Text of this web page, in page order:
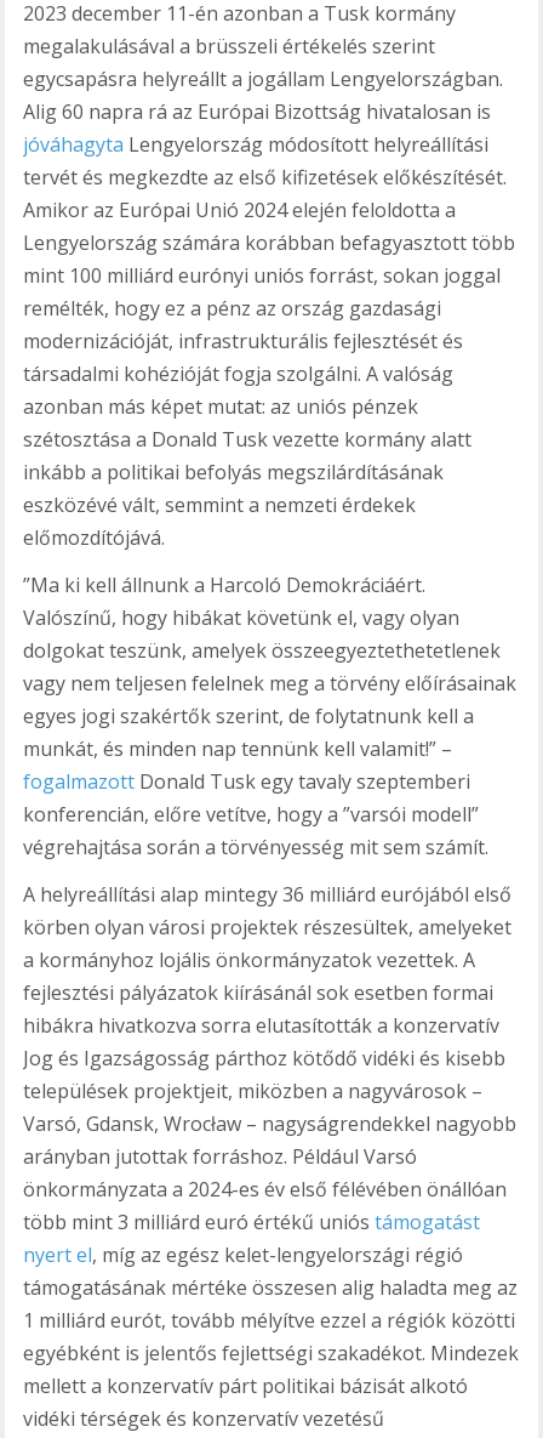
2023 december 11-én azonban a Tusk kormány
megalakulásával a brüsszeli értékelés szerint
egycsapásra helyreállt a jogállam Lengyelországban.
Alig 60 napra rá az Európai Bizottság hivatalosan is
jóváhagyta Lengyelország módosított helyreállítási
tervét és megkezdte az első kifizetések előkészítését.
Amikor az Európai Unió 2024 elején feloldotta a
Lengyelország számára korábban befagyasztott több
mint 100 milliárd eurónyi uniós forrást, sokan joggal
remélték, hogy ez a pénz az ország gazdasági
modernizációját, infrastrukturális fejlesztését és
társadalmi kohézióját fogja szolgálni. A valóság
azonban más képet mutat: az uniós pénzek
szétosztása a Donald Tusk vezette kormány alatt
inkább a politikai befolyás megszilárdításának
eszközévé vált, semmint a nemzeti érdekek
előmozdítójává.
”Ma ki kell állnunk a Harcoló Demokráciáért.
Valószínű, hogy hibákat követünk el, vagy olyan
dolgokat teszünk, amelyek összeegyeztethetetlenek
vagy nem teljesen felelnek meg a törvény előírásainak
egyes jogi szakértők szerint, de folytatnunk kell a
munkát, és minden nap tennünk kell valamit!” –
fogalmazott Donald Tusk egy tavaly szeptemberi
konferencián, előre vetítve, hogy a ”varsói modell”
végrehajtása során a törvényesség mit sem számít.
A helyreállítási alap mintegy 36 milliárd eurójából első
körben olyan városi projektek részesültek, amelyeket
a kormányhoz lojális önkormányzatok vezettek. A
fejlesztési pályázatok kiírásánál sok esetben formai
hibákra hivatkozva sorra elutasították a konzervatív
Jog és Igazságosság párthoz kötődő vidéki és kisebb
települések projektjeit, miközben a nagyvárosok –
Varsó, Gdansk, Wrocław – nagyságrendekkel nagyobb
arányban jutottak forráshoz. Például Varsó
önkormányzata a 2024-es év első félévében önállóan
több mint 3 milliárd euró értékű unióstámogatást
nyert el, míg az egész kelet-lengyelországi régió
támogatásának mértéke összesen alig haladta meg az
1 milliárd eurót, tovább mélyítve ezzel a régiók közötti
egyébként is jelentős fejlettségi szakadékot. Mindezek
mellett a konzervatív párt politikai bázisát alkotó
vidéki térségek és konzervatív vezetésű